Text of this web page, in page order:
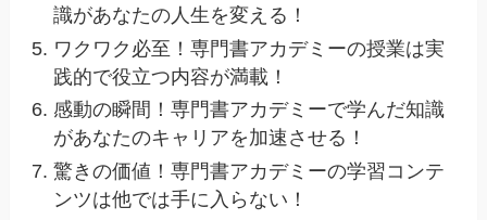
識があなたの人生を変える！
ワクワク必至！専門書アカデミーの授業は実
践的で役立つ内容が満載！
感動の瞬間！専門書アカデミーで学んだ知識
があなたのキャリアを加速させる！
驚きの価値！専門書アカデミーの学習コンテ
ンツは他では手に入らない！